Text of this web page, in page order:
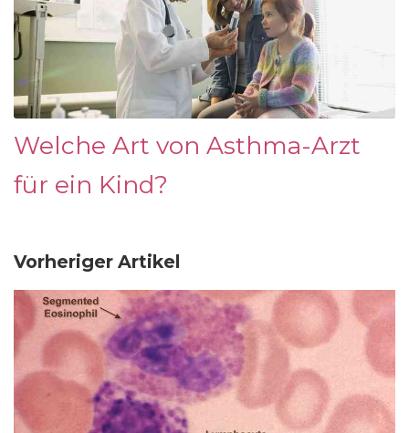
Welche Art von Asthma-Arzt
für ein Kind?
Vorheriger Artikel